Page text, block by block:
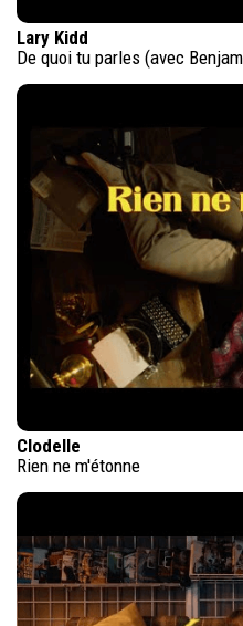
Lary Kidd
De quoi tu parles (avec
Clodelle
Rien ne m'étonne